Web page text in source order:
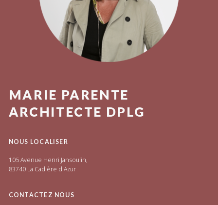
MARIE PARENTE
ARCHITECTE DPLG
NOUS LOCALISER
105 Avenue Henri Jansoulin,
83740 La Cadière d'Azur
CONTACTEZ NOUS